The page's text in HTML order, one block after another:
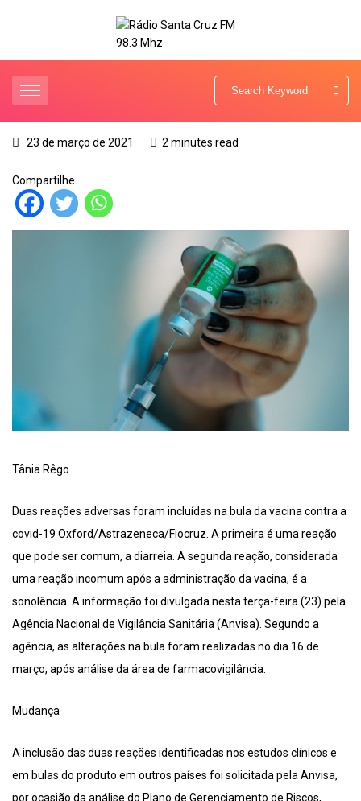
23 de março de 2021 2 minutes read
Compartilhe
Tânia Rêgo
Duas reações adversas foram incluídas na bula da vacina contra a
covid-19 Oxford/Astrazeneca/Fiocruz. A primeira é uma reação
que pode ser comum, a diarreia. A segunda reação, considerada
uma reação incomum após a administração da vacina, é a
sonolência. A informação foi divulgada nesta terça-feira (23) pela
Agência Nacional de Vigilância Sanitária (Anvisa). Segundo a
agência, as alterações na bula foram realizadas no dia 16 de
março, após análise da área de farmacovigilância.
Mudança
A inclusão das duas reações identificadas nos estudos clínicos e
em bulas do produto em outros países foi solicitada pela Anvisa,
por ocasião da análise do Plano de Gerenciamento de Riscos,